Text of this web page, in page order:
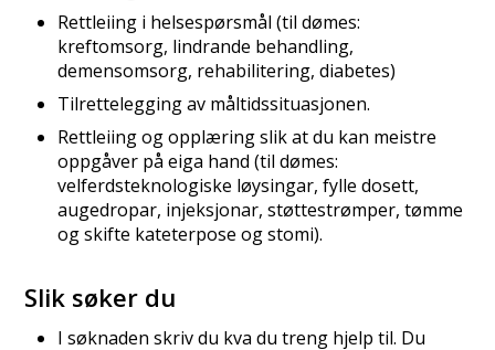
Rettleiing i helsespørsmål (til dømes:
kreftomsorg, lindrande behandling,
demensomsorg, rehabilitering, diabetes)
Tilrettelegging av måltidssituasjonen.
Rettleiing og opplæring slik at du kan meistre
oppgåver på eiga hand (til dømes:
velferdsteknologiske løysingar, fylle dosett,
augedropar, injeksjonar, støttestrømper, tømme
og skifte kateterpose og stomi).
Slik søker du
I søknaden skriv du kva du treng hjelp til. Du